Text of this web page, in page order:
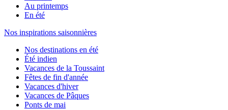
Au printemps
En été
Nos inspirations saisonnières
Nos destinations en été
Été indien
Vacances de la Toussaint
Fêtes de fin d'année
Vacances d'hiver
Vacances de Pâques
Ponts de mai